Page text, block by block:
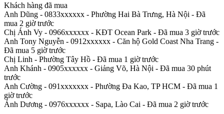
Khách hàng đã mua
Anh Dũng - 0833xxxxxx - Phường Hai Bà Trưng, Hà Nội - Đã
mua 2 giờ trước
Chị Ánh Vy - 0966xxxxxx - KĐT Ocean Park - Đã mua 3 giờ trước
Anh Tony Nguyễn - 0912xxxxxx - Căn hộ Gold Coast Nha Trang -
Đã mua 5 giờ trước
Chị Linh - Phường Tây Hồ - Đã mua 1 giờ trước
Anh Khánh - 0905xxxxxx - Giảng Võ, Hà Nội - Đã mua 30 phút
trước
Anh Cường - 091xxxxxxx - Phường Đa Kao, TP HCM - Đã mua 1
giờ trước
Ánh Dương - 0976xxxxxx - Sapa, Lào Cai - Đã mua 2 giờ trước